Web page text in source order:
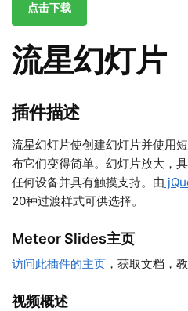
点击下载
流星幻灯片
插件描述
流星幻灯片使创建幻灯片并使用
布它们变得简单。幻灯片放大，
任何设备并具有触摸支持。由
20种过渡样式可供选择。
Meteor Slides主页
访问此插件的主页 ，获取文档，
视频概述